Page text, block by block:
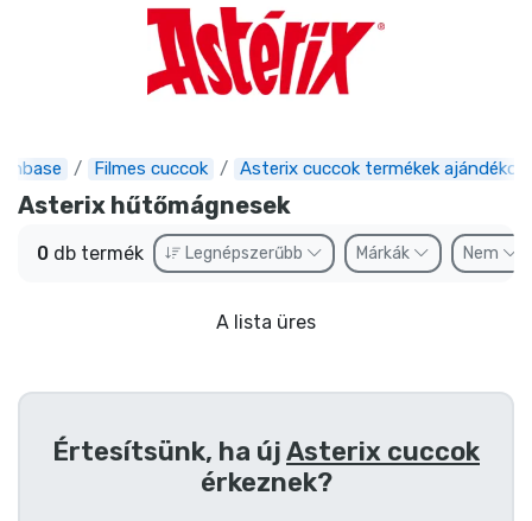
Filmes cuccok Asterix cuccok termékek ajándékok
Asterix hűtőmágnesek
0 db termék Legnépszerűbb Márkák Nem
A lista üres
Értesítsünk, ha újAsterix cuccok
érkeznek?
Legújabb cuccok
Express szállítás
Előrendelhető cuccok
Outlet cuccok
Sorozatos cuccok